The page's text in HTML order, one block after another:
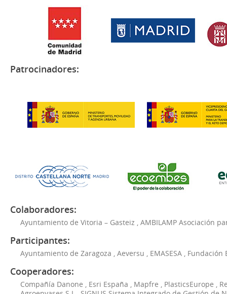
Patrocinadores:
Colaboradores:
Ayuntamiento de Vitoria – Gasteiz , AMBILAMP Asociación
Participantes:
Ayuntamiento de Zaragoza , Aeversu , EMASESA , Fundación
Cooperadores:
Compañía Danone , Esri España , Mapfre , PlasticsEurope ,